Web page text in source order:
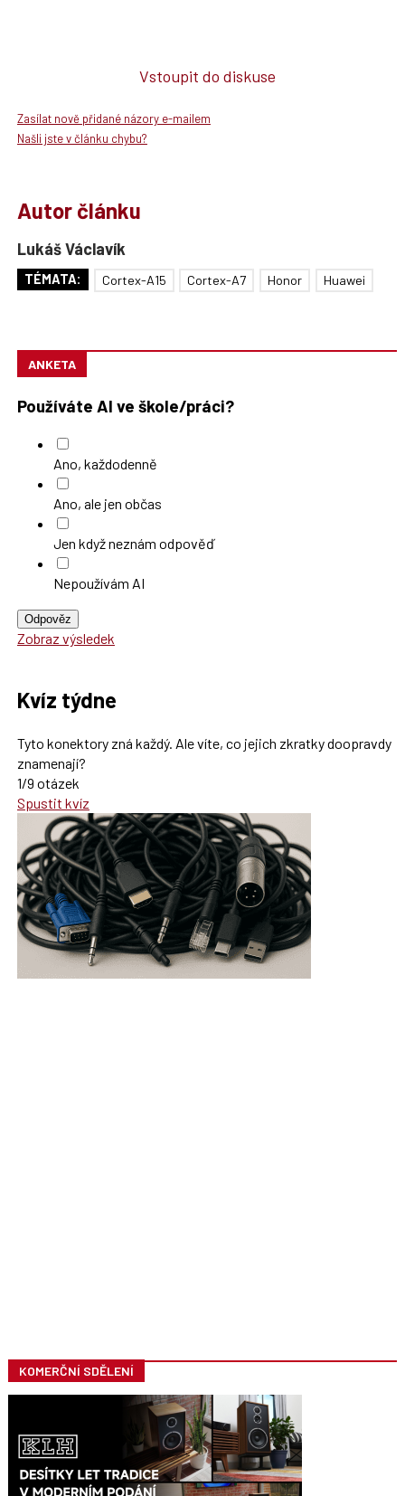
Vstoupit do diskuse
Zasílat nově přidané názory e-mailem
Našli jste v článku chybu?
Autor článku
Lukáš Václavík
TÉMATA: Cortex-A15 Cortex-A7 Honor Huawei
ANKETA
Používáte AI ve škole/práci?
Ano, každodenně
Ano, ale jen občas
Jen když neznám odpověď
Nepoužívám AI
Odpověz
Zobraz výsledek
Kvíz týdne
Tyto konektory zná každý. Ale víte, co jejich zkratky doopravdy
znamenají?
1/9 otázek
Spustit kvíz
KOMERČNÍ SDĚLENÍ